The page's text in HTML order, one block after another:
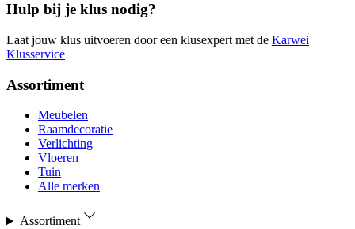
Hulp bij je klus nodig?
Laat jouw klus uitvoeren door een klusexpert met de Karwei
Klusservice
Assortiment
Meubelen
Raamdecoratie
Verlichting
Vloeren
Tuin
Alle merken
Assortiment